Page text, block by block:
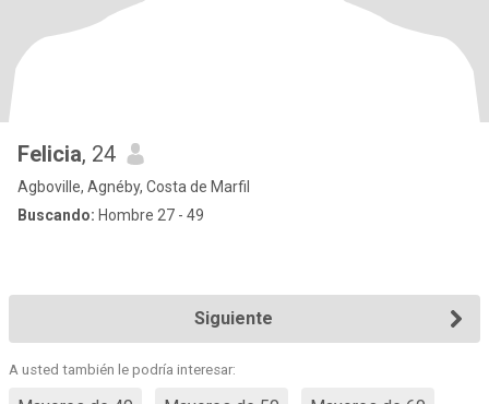
Felicia, 24
Agboville, Agnéby, Costa de Marfil
Buscando: Hombre 27 - 49
Siguiente
A usted también le podría interesar: